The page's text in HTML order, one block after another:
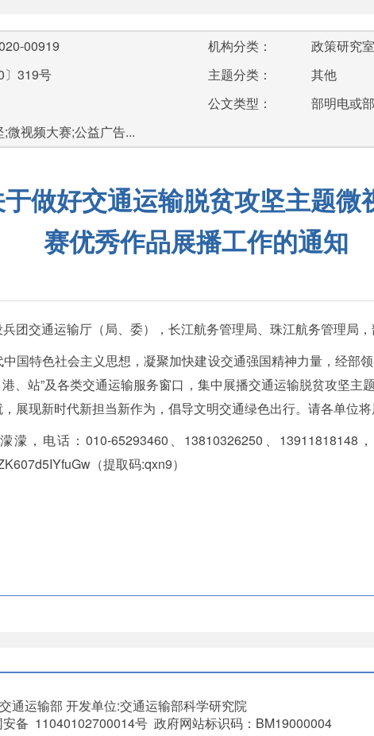
00919
〕319号
微视频大赛;公益广告...
机构分类：
政策研究室
主题分类：
其他
公文类型：
部明电或
做好交通运输脱贫攻坚主题
赛优秀作品展播工作的通知
团交通运输厅（局、委），长江航务管理局、珠江航务管理局
国特色社会主义思想，凝聚加快建设交通强国精神力量，经部
、站”及各类交通运输服务窗口，集中展播交通运输脱贫攻坚
展现新时代新担当新作为，倡导文明交通绿色出行。请各单位
，电话：010-65293460、13810326250、13911818148
（提取码:qxn9）
通运输部 开发单位:交通运输部科学研究院
安备 11040102700014号 政府网站标识码：BM19000004